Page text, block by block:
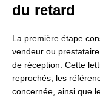
du retard
La première étape
vendeur ou
de réception. Cette
reprochés, les
concernée, ainsi que